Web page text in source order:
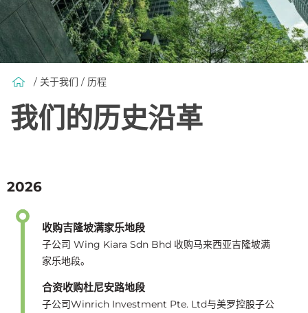
/ 关于我们 / 历程
我们的历史沿革
2026
收购吉隆坡满家乐地段
子公司 Wing Kiara Sdn Bhd 收购马来西亚吉隆坡满
家乐地段。
合资收购杜尼安路地段
子公司Winrich Investment Pte. Ltd与美罗控股子公